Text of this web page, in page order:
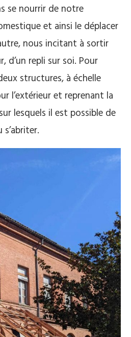
se nourrir de notre
et ainsi le déplacer
nous incitant à sortir
d’un repli sur soi. Pour
structures, à échelle
l’extérieur et reprenant la
lesquels il est possible de
s’abriter.